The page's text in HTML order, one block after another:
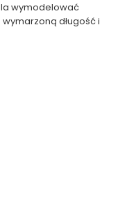
wymodelować
długość i